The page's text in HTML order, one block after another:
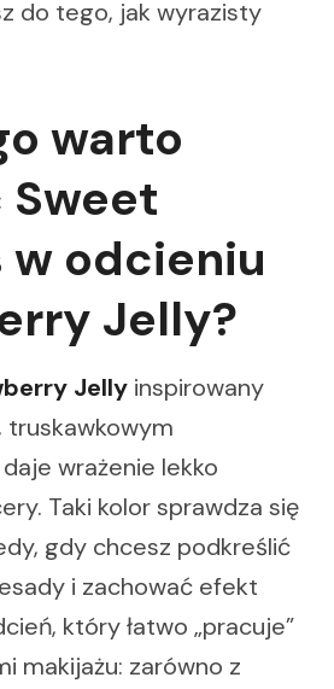
do tego, jak wyrazisty
warto
w odcieniu
Jelly?
Jelly inspirowany
wrażenie lekko
Taki kolor sprawdza się
gdy chcesz podkreślić
i zachować efekt
który łatwo „pracuje”
makijażu: zarówno z